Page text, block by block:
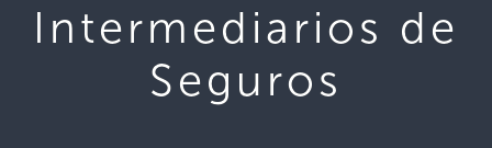
Intermediarios de
Seguros